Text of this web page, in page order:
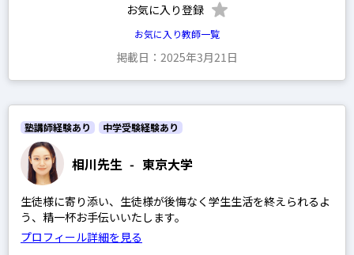
高校生の科目を指定
英語
政経現代社会
現代文
古文
漢文
理系数学
お気に入り登録
お気に入り教師一覧
掲載日：2025年3月21日
相川先生 - 東京大学
塾講師経験あり 中学受験経験あり
生徒様に寄り添い、生徒様が後悔なく学生生活を終えられるよ
う、精一杯お手伝いいたします。
プロフィール詳細を見る